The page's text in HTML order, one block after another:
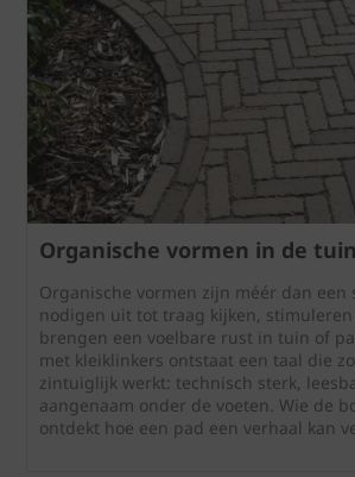
Organische vormen in de tuin
Organische vormen zijn méér dan een
nodigen uit tot traag kijken,
brengen een voelbare rust in tuin of
met kleiklinkers ontstaat een taal die
zintuiglijk werkt: technisch sterk,
aangenaam onder de voeten. Wie de
ontdekt hoe een pad een verhaal kan